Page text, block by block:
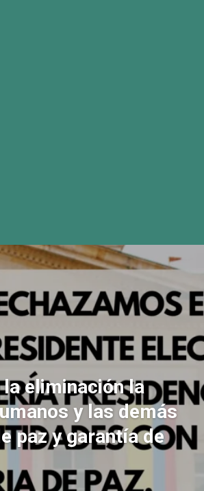
eliminación la
y las demás
paz y garantía de